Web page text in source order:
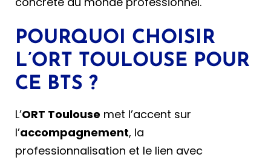
POURQUOI CHOISIR
L’ORT TOULOUSE POUR
CE BTS ?
L’ORT Toulouse met l’accent sur
l’accompagnement, la
professionnalisation et le lien avec